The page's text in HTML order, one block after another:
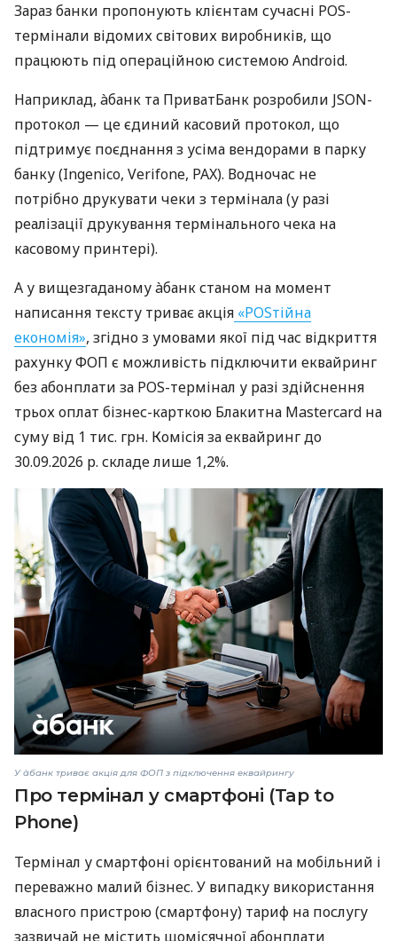
Зараз банки пропонують клієнтам сучасні POS-
термінали відомих світових виробників, що
працюють під операційною системою Android.
Наприклад, àбанк та ПриватБанк розробили JSON-
протокол — це єдиний касовий протокол, що
підтримує поєднання з усіма вендорами в парку
банку (Ingenico, Verifone, PAX). Водночас не
потрібно друкувати чеки з термінала (у разі
реалізації друкування термінального чека на
касовому принтері).
А у вищезгаданому àбанк станом на момент
написання тексту триває акція «POSтійна
економія», згідно з умовами якої під час відкриття
рахунку ФОП є можливість підключити еквайринг
без абонплати за POS-термінал у разі здійснення
трьох оплат бізнес-карткою Блакитна Mastercard на
суму від 1 тис. грн. Комісія за еквайринг до
30.09.2026 р. складе лише 1,2%.
У àбанк триває акція для ФОП з підключення еквайрингу
Про термінал у смартфоні (Tap to
Phone)
Термінал у смартфоні орієнтований на мобільний і
переважно малий бізнес. У випадку використання
власного пристрою (смартфону) тариф на послугу
зазвичай не містить щомісячної абонплати